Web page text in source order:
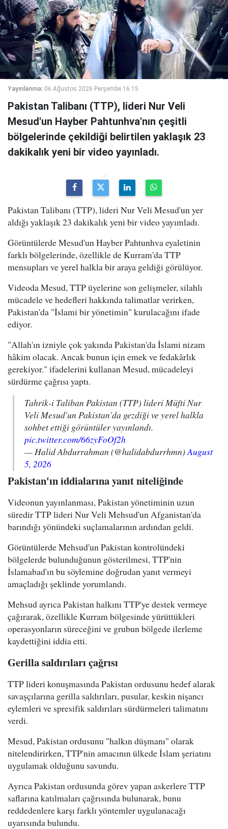
Yayınlanma: 06 Ağustos 2026 Perşembe 16:15
Pakistan Talibanı (TTP), lideri Nur Veli
Mesud'un Hayber Pahtunhva'nın çeşitli
bölgelerinde çekildiği belirtilen yaklaşık 23
dakikalık yeni bir video yayınladı.
Pakistan Talibanı (TTP), lideri Nur Veli Mesud'un yer
aldığı yaklaşık 23 dakikalık yeni bir video yayımladı.
Görüntülerde Mesud'un Hayber Pahtunhva eyaletinin
farklı bölgelerinde, özellikle de Kurram'da TTP
mensupları ve yerel halkla bir araya geldiği görülüyor.
Videoda Mesud, TTP üyelerine son gelişmeler, silahlı
mücadele ve hedefleri hakkında talimatlar verirken,
Pakistan'da "İslami bir yönetimin" kurulacağını ifade
ediyor.
"Allah'ın izniyle çok yakında Pakistan'da İslami nizam
hâkim olacak. Ancak bunun için emek ve fedakârlık
gerekiyor." ifadelerini kullanan Mesud, mücadeleyi
sürdürme çağrısı yaptı.
Tahrik-i Taliban Pakistan (TTP) lideri Müfti Nur
Veli Mesud'un Pakistan'da gezdiği ve yerel halkla
sohbet ettiği görüntüler yayınlandı.
pic.twitter.com/66zyFoOf2h
— Halid Abdurrahman (@halidabdurrhmn) August
5, 2026
Pakistan'ın iddialarına yanıt niteliğinde
Videonun yayınlanması, Pakistan yönetiminin uzun
süredir TTP lideri Nur Veli Mehsud'un Afganistan'da
barındığı yönündeki suçlamalarının ardından geldi.
Görüntülerde Mehsud'un Pakistan kontrolündeki
bölgelerde bulunduğunun gösterilmesi, TTP'nin
İslamabad'ın bu söylemine doğrudan yanıt vermeyi
amaçladığı şeklinde yorumlandı.
Mehsud ayrıca Pakistan halkını TTP'ye destek vermeye
çağırarak, özellikle Kurram bölgesinde yürüttükleri
operasyonların süreceğini ve grubun bölgede ilerleme
kaydettiğini iddia etti.
Gerilla saldırıları çağrısı
TTP lideri konuşmasında Pakistan ordusunu hedef alarak
savaşçılarına gerilla saldırıları, pusular, keskin nişancı
eylemleri ve spresifik saldırıları sürdürmeleri talimatını
verdi.
Mesud, Pakistan ordusunu "halkın düşmanı" olarak
nitelendirirken, TTP'nin amacının ülkede İslam şeriatını
uygulamak olduğunu savundu.
Ayrıca Pakistan ordusunda görev yapan askerlere TTP
saflarına katılmaları çağrısında bulunarak, bunu
reddedenlere karşı farklı yöntemler uygulanacağı
uyarısında bulundu.